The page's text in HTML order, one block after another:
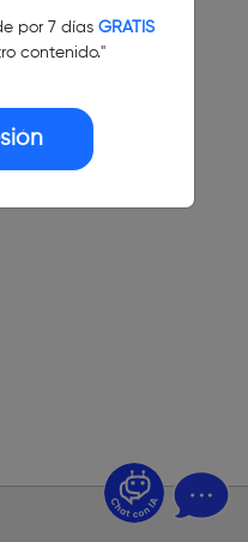
por 7 días GRATIS
contenido."